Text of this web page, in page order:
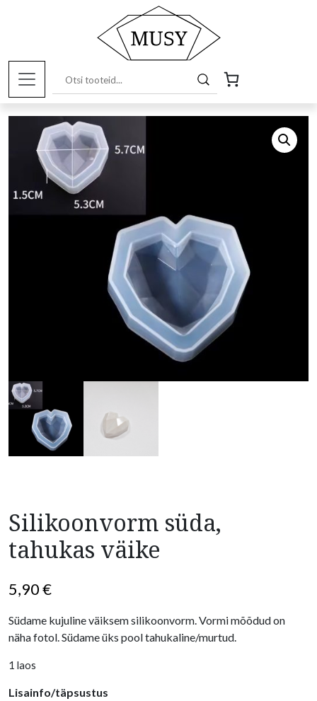
Kunstitarbed e-
Silikoonvormid / Silikoonvorm süda, tahukas väike
Silikoonvorm süda,
tahukas väike
5,90€
Südame kujuline väiksem silikoonvorm. Vormi mõõdud on
näha fotol. Südame üks pool tahukaline/murtud.
1 laos
Lisainfo/täpsustus